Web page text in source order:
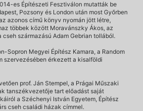
es Építészeti Fesztiválon mutatták be
Pozsony és London után most Győrben
azonos című könyv nyomán jött létre,
többek között Moravánszky Ákos, az
cseh származású Adam Gebrian tollából.
Sopron Megyei Építész Kamara, a Random
szervezésében érkezett a kisalföldi
prof. Ján Stempel, a Prágai Műszaki
tanszékvezetője tart előadást saját
a Széchenyi István Egyetem, Építész
cseh családi házak címmel.